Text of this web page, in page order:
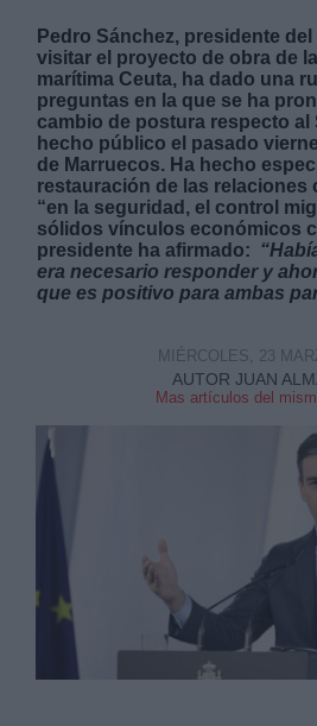
Pedro Sánchez, presidente
visitar el proyecto de obra de
marítima Ceuta, ha dado una
preguntas en la que se ha
cambio de postura respecto al
hecho público el pasado
de Marruecos. Ha hecho
restauración de las relaciones
“en la seguridad, el control
sólidos vínculos económicos
presidente ha afirmado:
era necesario responder y
que es positivo para ambas
AUTOR JUAN
Mas artículos del
MIÉRCOLES, 23
Destinatarios:
Derechos:
Información adicional